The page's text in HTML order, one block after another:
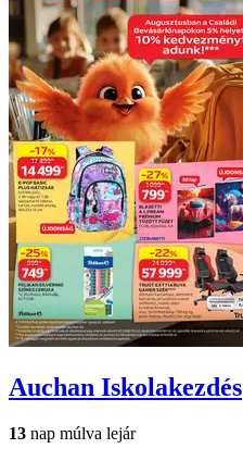
Auchan Iskolakezdés
13 nap múlva lejár